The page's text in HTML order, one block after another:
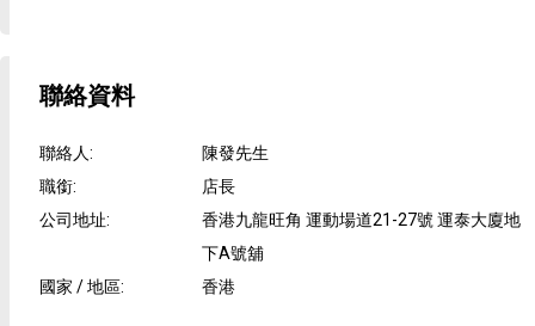
聯絡資料
聯絡人:
陳發先生
職銜:
店長
公司地址:
香港九龍旺角 運動場道21-27號 運泰大廈地
下A號舖
國家 / 地區: 香港